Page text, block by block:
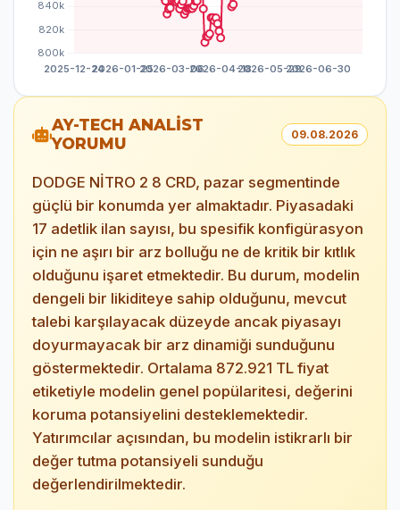
AY-TECH ANALİST
YORUMU
09.08.2026
DODGE NİTRO 2 8 CRD, pazar segmentinde
güçlü bir konumda yer almaktadır. Piyasadaki
17 adetlik ilan sayısı, bu spesifik konfigürasyon
için ne aşırı bir arz bolluğu ne de kritik bir kıtlık
olduğunu işaret etmektedir. Bu durum, modelin
dengeli bir likiditeye sahip olduğunu, mevcut
talebi karşılayacak düzeyde ancak piyasayı
doyurmayacak bir arz dinamiği sunduğunu
göstermektedir. Ortalama 872.921 TL fiyat
etiketiyle modelin genel popülaritesi, değerini
koruma potansiyelini desteklemektedir.
Yatırımcılar açısından, bu modelin istikrarlı bir
değer tutma potansiyeli sunduğu
değerlendirilmektedir.